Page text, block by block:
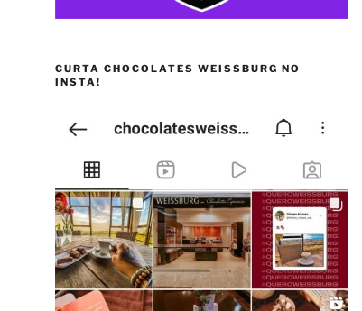
CURTA CHOCOLATES WEISSBURG NO
INSTA!